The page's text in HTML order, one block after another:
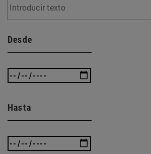
Desde
Hasta